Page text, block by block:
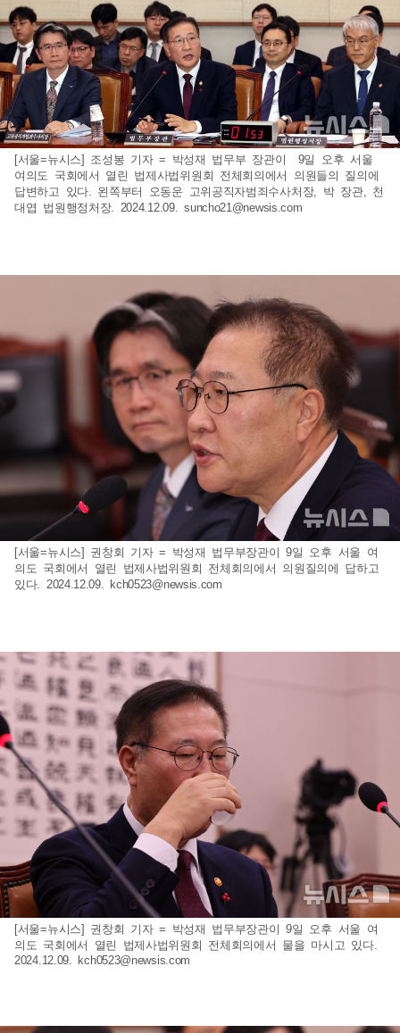
[서울=뉴시스] 조성봉 기자 = 박성재 법무부 장관이 9일 오후 서울
여의도 국회에서 열린 법제사법위원회 전체회의에서 의원들의 질의에
답변하고 있다. 왼쪽부터 오동운 고위공직자범죄수사처장, 박 장관, 천
대엽 법원행정처장. 2024.12.09.suncho21@newsis.com
[서울=뉴시스] 권창회 기자 = 박성재 법무부장관이 9일 오후 서울 여
의도 국회에서 열린 법제사법위원회 전체회의에서 의원질의에 답하고
있다. 2024.12.09. kch0523@newsis.com
[서울=뉴시스] 권창회 기자 = 박성재 법무부장관이 9일 오후 서울 여
의도 국회에서 열린 법제사법위원회 전체회의에서 물을 마시고 있다.
2024.12.09. kch0523@newsis.com